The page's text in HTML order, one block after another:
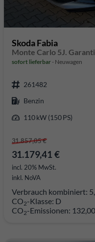
parken
Skoda Fabia
sofort lieferbar Neuwagen
261482
Benzin
110 kW (150 PS)
31.857,05 €
31.179,41 €
incl. 20% MwSt.
inkl. NoVA
Verbrauch kombiniert:
CO2-Klasse: D
CO2-Emissionen: